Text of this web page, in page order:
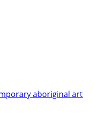
aboriginal art